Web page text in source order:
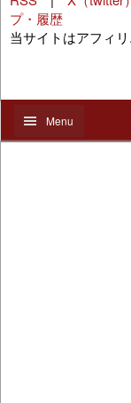
プ・履歴
当サイトはアフィ
Menu